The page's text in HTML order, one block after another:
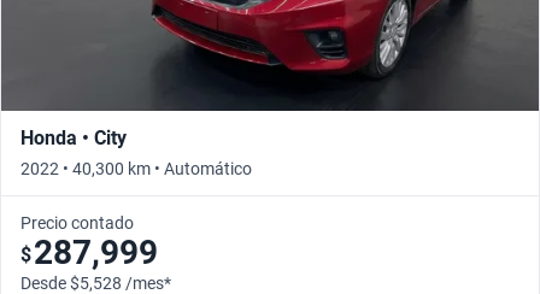
Honda • City
2022 • 40,300 km • Automático
Precio contado
$287,999
Desde $5,528 /mes*